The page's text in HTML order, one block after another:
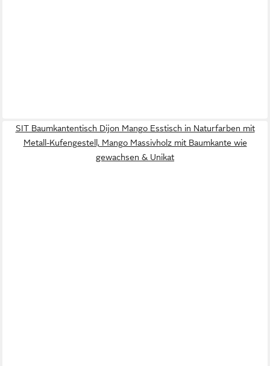
SIT Baumkantentisch Dijon Mango Esstisch in Naturfarben mit
Metall-Kufengestell, Mango Massivholz mit Baumkante wie
gewachsen & Unikat